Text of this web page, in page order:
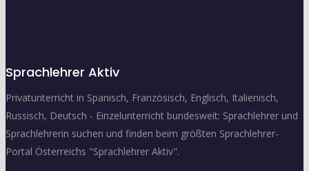
Sprachlehrer Aktiv
Privatunterricht in Spanisch, Französisch, Englisch, Italienisch,
Russisch, Deutsch - Einzelunterricht bundesweit: Sprachlehrer und
Sprachlehrerin suchen und finden beim größten Sprachlehrer-
Portal Österreichs "Sprachlehrer Aktiv".